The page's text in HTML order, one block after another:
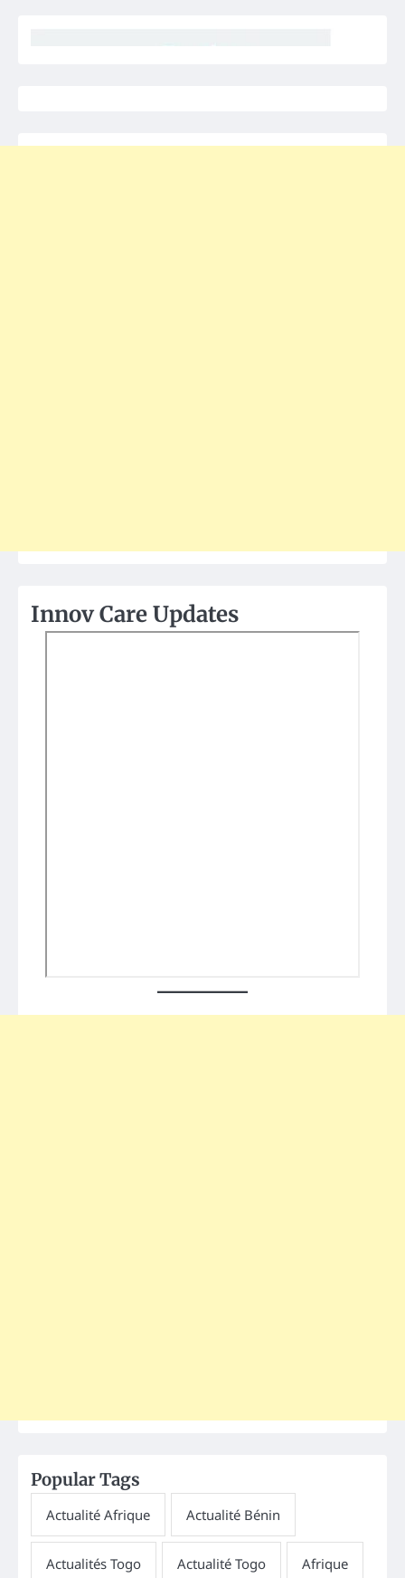
Innov Care Updates
Popular Tags